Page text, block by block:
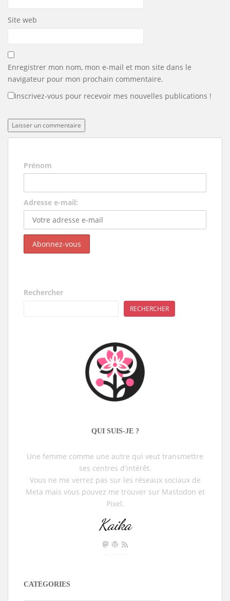
Site web
Enregistrer mon nom, mon e-mail et mon site dans le
navigateur pour mon prochain commentaire.
Inscrivez-vous pour recevoir mes nouvelles publications !
Prénom
Adresse e-mail:
Rechercher
RECHERCHER
QUI SUIS-JE ?
Une femme comme une autre qui veut transmettre
ses centres d'intérêt.
Vous ne me verrez pas sur les réseaux sociaux de
Meta mais vous pouvez me trouver sur Mastodon et
Pixel.
Kaika
CATÉGORIES